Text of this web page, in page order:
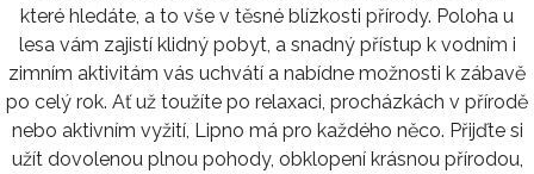
které hledáte, a to vše v těsné blízkosti přírody. Poloha u
lesa vám zajistí klidný pobyt, a snadný přístup k vodním i
zimním aktivitám vás uchvátí a nabídne možnosti k zábavě
po celý rok. Ať už toužíte po relaxaci, procházkách v přírodě
nebo aktivním vyžití, Lipno má pro každého něco. Přijďte si
užít dovolenou plnou pohody, obklopení krásnou přírodou,